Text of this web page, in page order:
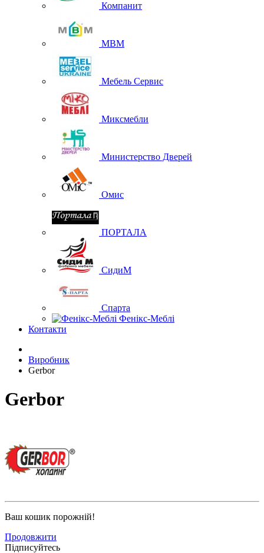
Компанит
МВМ
Мебель Сервис
Миксмебли
Министерство Дверей
Омис
ПОРТАЛА
СидиМ
Спарта
Фенікс-Меблі
Контакти
Виробник
Gerbor
Gerbor
Ваш кошик порожній!
Продовжити
Підписуйтесь